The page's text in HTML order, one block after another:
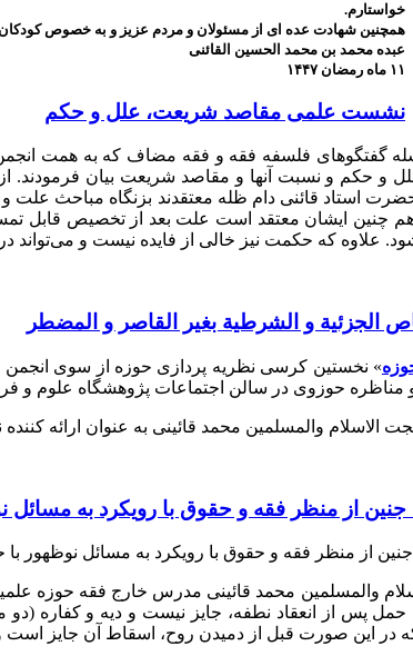
خواستارم.
همچنین شهادت عده ای از مسئولان و مردم عزیز و به خصوص کودکان
عبده محمد بن محمد الحسین القائنی
۱۱ ماه رمضان ۱۴۴۷
نشست علمی مقاصد شریعت، علل و حکم
گفتگوهای فلسفه فقه و فقه مضاف که به همت
علل و حکم و نسبت آنها و مقاصد شریعت بیان
استاد قائنی دام ظله معتقدند بزنگاه مباحث
چنین ایشان معتقد است علت بعد از تخصیص
علاوه که حکمت نیز خالی از فایده نیست و می‌تواند
و الشرطیة بغیر القاصر و المضطر
» نخستین کرسی نظریه پردازی حوزه از سوی
و مناظره حوزوی در سالن اجتماعات پژوهشگاه علوم و
والمسلمین محمد قائینی به عنوان ارائه
از منظر فقه و حقوق با رویکرد به مسائل
از منظر فقه و حقوق با رویکرد به مسائل نوظهور
والمسلمین محمد قائینی مدرس خارج فقه حوزه
حمل پس از انعقاد نطفه، جایز نیست و دیه و کفاره
در این صورت قبل از دمیدن روح، اسقاط آن جایز است